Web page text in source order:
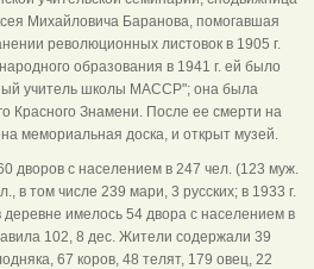
Михайловича Баранова, помогавшая
революционных листовок в 1905 г.
образования в 1941 г. ей было
учитель школы МАССР"; она была
Красного Знамени. После ее смерти на
мемориальная доска, и открыт музей.
дворов с населением в 247 чел. (123 муж.
в том числе 239 мари, 3 русских; в 1933 г.
имелось 54 двора с населением в
102, 8 дес. Жители содержали 39
67 коров, 48 телят, 179 овец, 22